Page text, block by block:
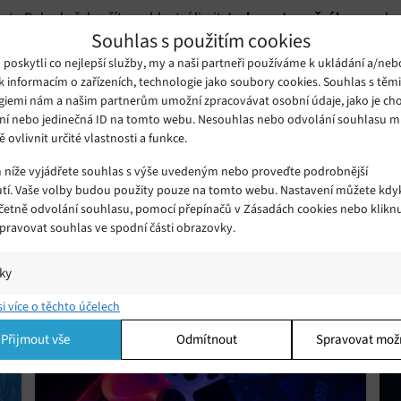
Souhlas s použitím cookies
poskytli co nejlepší služby, my a naši partneři používáme k ukládání a/
informacím o zařízeních, technologie jako soubory cookies. Souhlas s
nám a našim partnerům umožní zpracovávat osobní údaje, jako je
nebo jedinečná ID na tomto webu. Nesouhlas nebo odvolání souhlasu
ovlivnit určité vlastnosti a funkce.
vyjádřete souhlas s výše uvedeným nebo proveďte podrobnější
Vaše volby budou použity pouze na tomto webu. Nastavení můžete
odvolání souhlasu, pomocí přepínačů v Zásadách cookies nebo
souhlas ve spodní části obrazovky.
a/nebo přístup k informacím v zařízení, Porozumění publiku
kombinací údajů z různých zdrojů.
a/nebo přístup k informacím v zařízení, Použití omezených údajů k výběru
více o těchto účelech
Přijmout vše Odmítnout Spravovat
Pokud překročíte rychlostní limit,tachometr změní barvu,
stránce podpory uvedla, že tachometr jepouze informativnía
vašeho vozu. Je to proto, ževaše skutečná rychlost jízdy se
v Indii, společnost Google je alev příštích týdnech zavede po